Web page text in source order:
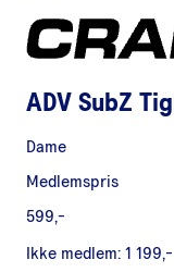
ADV SubZ
Dame
Medlemspris
599,-
Ikke medlem: 1 199,-